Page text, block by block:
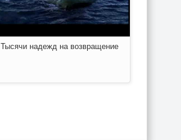
Тысячи надежд на возвращение